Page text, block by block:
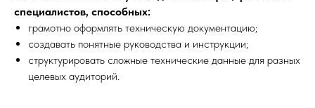
специалистов, способных:
грамотно оформлять техническую документацию;
создавать понятные руководства и инструкции;
структурировать сложные технические данные для разных
целевых аудиторий.